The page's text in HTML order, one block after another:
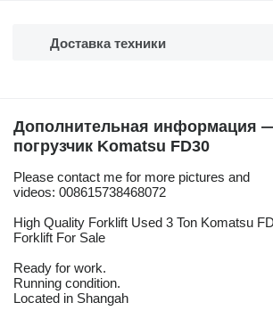
Доставка техники
Дополнительная информация
погрузчик Komatsu FD30
Please contact me for more pictures and
videos: 008615738468072
High Quality Forklift Used 3 Ton Komatsu
Forklift For Sale
Ready for work.
Running condition.
Located in Shangah